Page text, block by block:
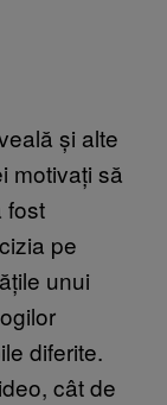
și alte
motivați să
fost
pe
unui
diferite.
cât de